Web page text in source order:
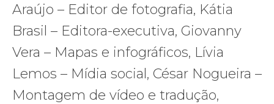
Araújo – Editor de fotografia, Kátia
Brasil – Editora-executiva, Giovanny
Vera – Mapas e infográficos, Lívia
Lemos – Mídia social, César Nogueira –
Montagem de vídeo e tradução,